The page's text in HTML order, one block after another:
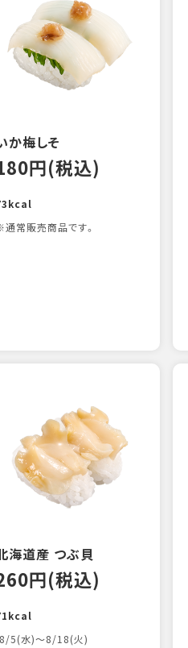
か梅しそ
円(税込)
常販売商品です。
海道産 つぶ貝
円(税込)
5(水)～8/18(火)